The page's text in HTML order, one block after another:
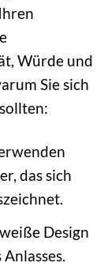
Würde und
Sie sich
das sich
Design